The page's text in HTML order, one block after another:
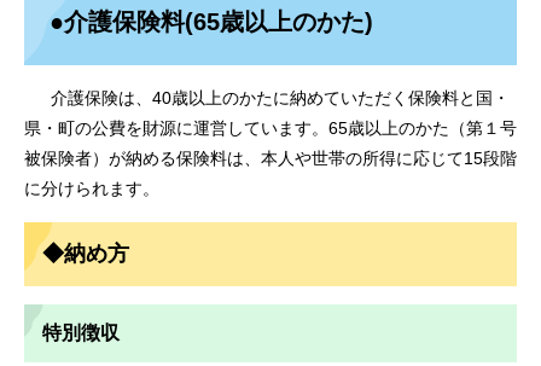
●介護保険料(65歳以上のかた)
介護保険は、40歳以上のかたに納めていただく保険料と国・
県・町の公費を財源に運営しています。65歳以上のかた（第１号
被保険者）が納める保険料は、本人や世帯の所得に応じて15段階
に分けられます。
◆納め方
特別徴収